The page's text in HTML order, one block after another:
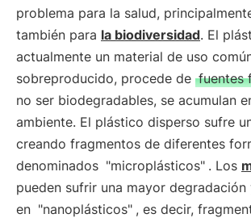
problema para la salud,
también para la biodiversidad. El
actualmente un material de uso
sobreproducido, procede de fuentes
no ser biodegradables, se acumulan
ambiente. El plástico disperso sufre
creando fragmentos de diferentes
denominados "microplásticos" . Los
pueden sufrir una mayor
en "nanoplásticos" , es decir,